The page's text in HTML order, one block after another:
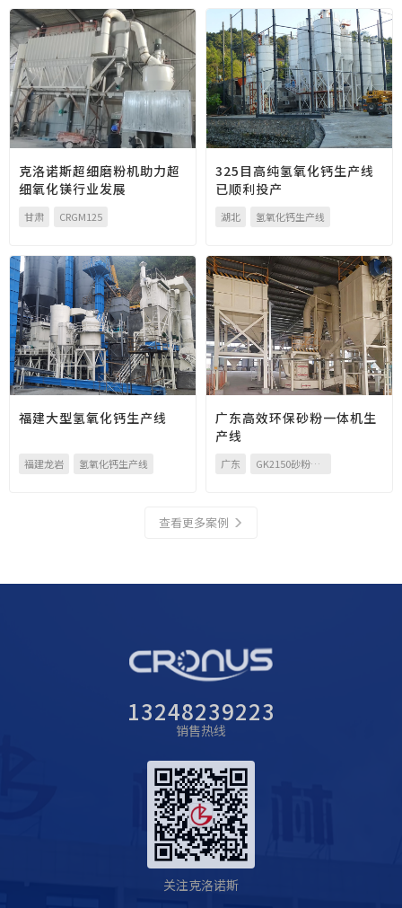
克洛诺斯超细磨粉机助力超
细氧化镁行业发展
甘肃 CRGM125
325目高纯氢氧化钙生产线
已顺利投产
湖北 氢氧化钙生产线
福建大型氢氧化钙生产线
福建龙岩 氢氧化钙生产线
广东高效环保砂粉一体机生
产线
广东 GK2150砂粉一体机
查看更多案例
13248239223
销售热线
关注克洛诺斯